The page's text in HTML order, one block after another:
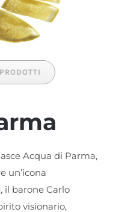
Acqua di Parma,
un’icona
il barone Carlo
visionario,